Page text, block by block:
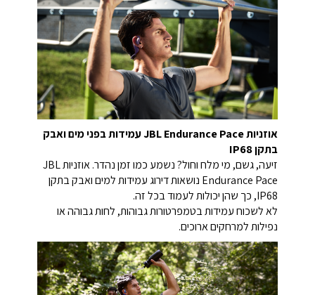
אוזניות JBL Endurance Pace עמידות בפני מים ואבק
בתקן IP68
זיעה, גשם, מי מלח וחול? נשמע כמו זמן נהדר. אוזניות JBL
Endurance Pace נושאות דירוג עמידות למים ואבק בתקן
IP68, כך שהן יכולות לעמוד בכל זה.
לא לשכוח עמידות בטמפרטורות גבוהות, לחות גבוהה או
נפילות למרחקים ארוכים.